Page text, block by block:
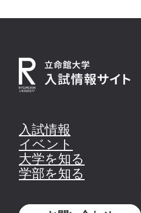
入試情報
イベント
大学を知る
学部を知る